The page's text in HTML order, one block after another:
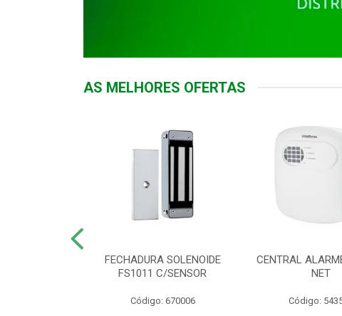
AS MELHORES OFERTAS
FECHADURA SOLENOIDE
FS1011 C/SENSOR
Código: 670006
CENTRAL
NET
Código: